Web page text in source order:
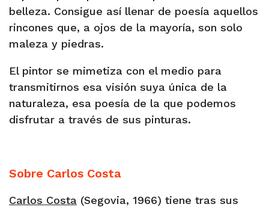
belleza. Consigue así llenar de poesía aquellos
rincones que, a ojos de la mayoría, son solo
maleza y piedras.
El pintor se mimetiza con el medio para
transmitirnos esa visión suya única de la
naturaleza, esa poesía de la que podemos
disfrutar a través de sus pinturas.
Sobre Carlos Costa
Carlos Costa (Segovia, 1966) tiene tras sus